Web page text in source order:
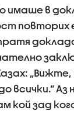
имаше в
повторих
всички.“
кой зад